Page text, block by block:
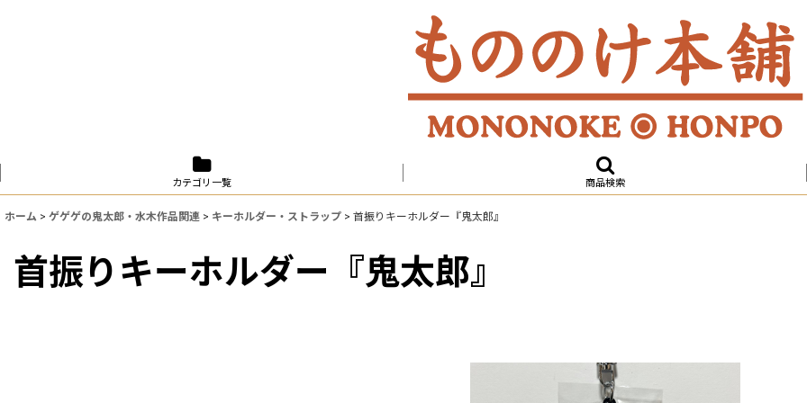
カテゴリ一覧 商品検索
ホーム > ゲゲゲの鬼太郎・水木作品関連 > キーホルダー・ストラップ > 首振りキーホルダー『鬼太郎』
首振りキーホルダー『鬼太郎』